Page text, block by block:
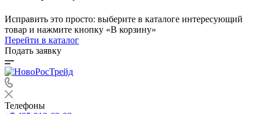
Исправить это просто: выберите в каталоге интересующий
товар и нажмите кнопку «В корзину»
Перейти в каталог
Подать заявку
Телефоны